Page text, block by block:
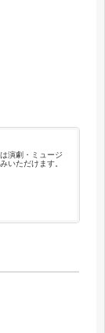
演劇・ミュージ
いただけます。